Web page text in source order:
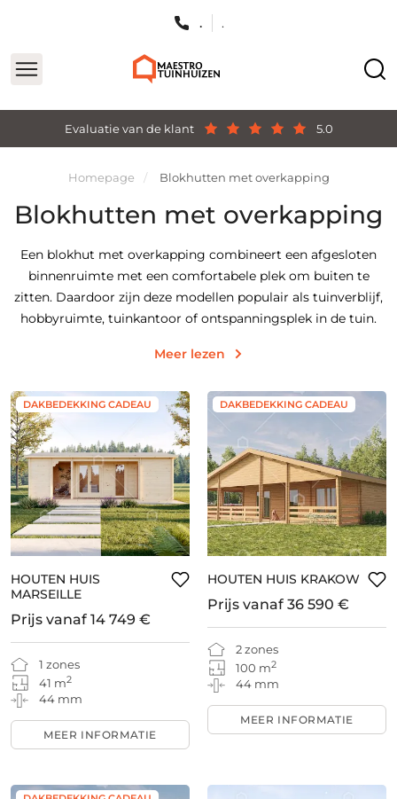
Evaluatie van de klant 5.0
. .
Homepage Blokhutten met overkapping
Blokhutten met overkapping
Een blokhut met overkapping combineert een afgesloten
binnenruimte met een comfortabele plek om buiten te
zitten. Daardoor zijn deze modellen populair als tuinverblijf,
hobbyruimte, tuinkantoor of ontspanningsplek in de tuin.
Meer lezen
DAKBEDEKKING CADEAU
HOUTEN HUIS
MARSEILLE
1 zones
41 m2
44 mm
Prijs vanaf 14 749 €
MEER INFORMATIE
DAKBEDEKKING CADEAU
HOUTEN HUIS KRAKOW
2 zones
100 m2
44 mm
Prijs vanaf 36 590 €
MEER INFORMATIE